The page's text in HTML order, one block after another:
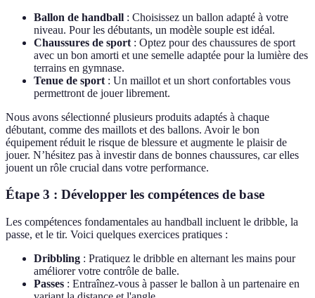
Ballon de handball : Choisissez un ballon adapté à votre
niveau. Pour les débutants, un modèle souple est idéal.
Chaussures de sport : Optez pour des chaussures de sport
avec un bon amorti et une semelle adaptée pour la lumière des
terrains en gymnase.
Tenue de sport : Un maillot et un short confortables vous
permettront de jouer librement.
Nous avons sélectionné plusieurs produits adaptés à chaque
débutant, comme des maillots et des ballons. Avoir le bon
équipement réduit le risque de blessure et augmente le plaisir de
jouer. N’hésitez pas à investir dans de bonnes chaussures, car elles
jouent un rôle crucial dans votre performance.
Étape 3 : Développer les compétences de base
Les compétences fondamentales au handball incluent le dribble, la
passe, et le tir. Voici quelques exercices pratiques :
Dribbling : Pratiquez le dribble en alternant les mains pour
améliorer votre contrôle de balle.
Passes : Entraînez-vous à passer le ballon à un partenaire en